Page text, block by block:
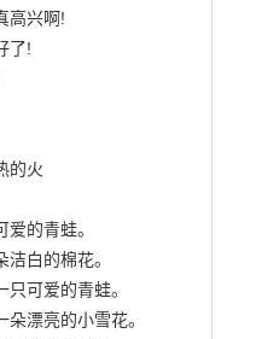
高兴啊!
了!
的火
的青蛙。
白的棉花。
可爱的青蛙。
漂亮的小雪花。